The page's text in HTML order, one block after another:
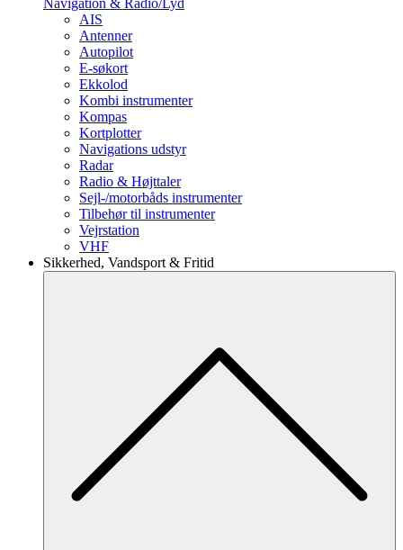
Navigation & Radio/Lyd
AIS
Antenner
Autopilot
E-søkort
Ekkolod
Kombi instrumenter
Kompas
Kortplotter
Navigations udstyr
Radar
Radio & Højttaler
Sejl-/motorbåds instrumenter
Tilbehør til instrumenter
Vejrstation
VHF
Sikkerhed, Vandsport & Fritid